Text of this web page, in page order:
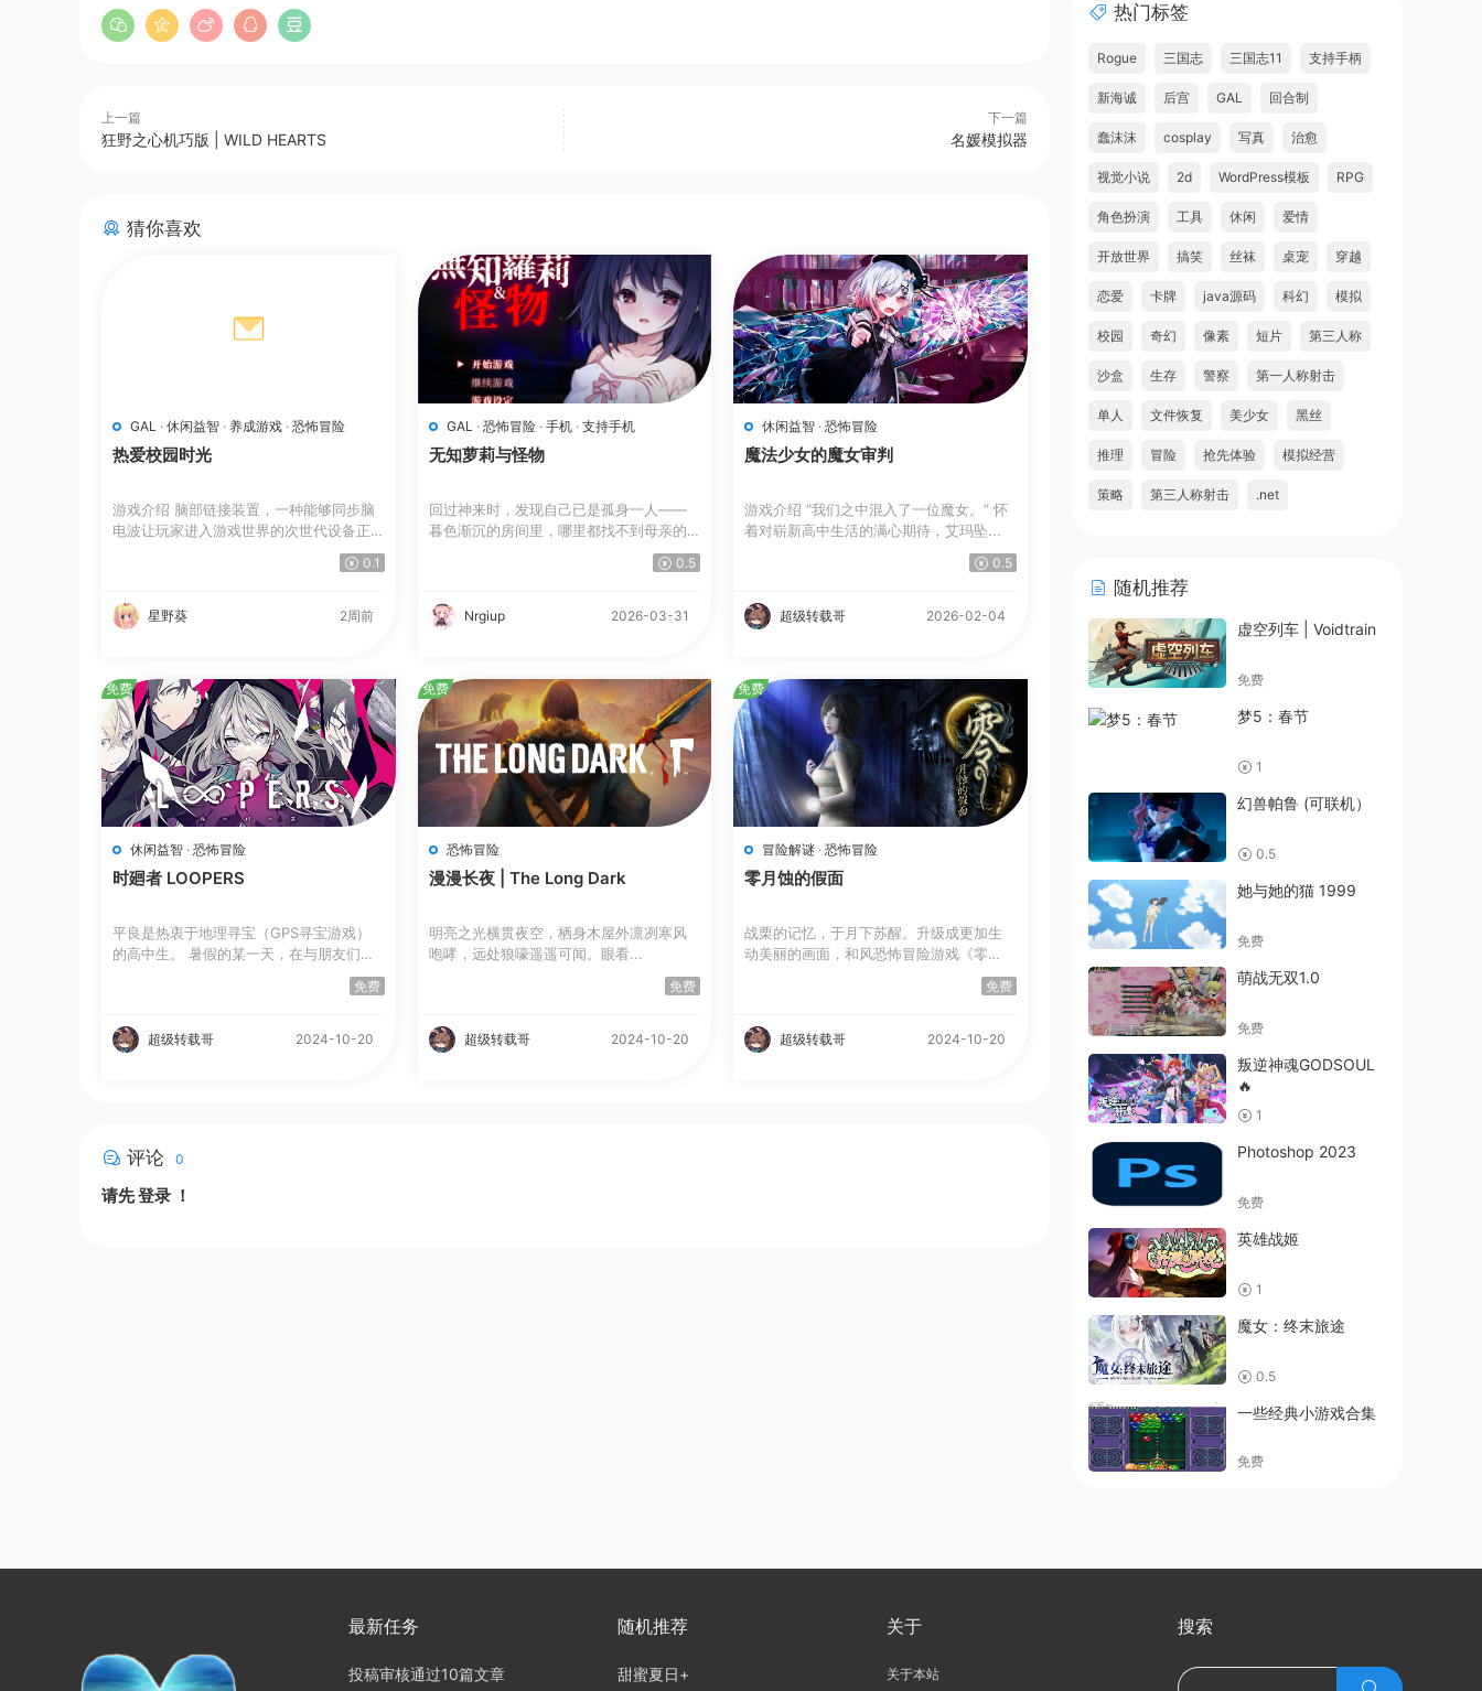
上一篇
狂野之心机巧版 | WILD HEARTS
下一篇
名媛模拟器
猜你喜欢
GAL · 休闲益智 · 养成游戏 · 恐怖冒险
热爱校园时光
游戏介绍 脑部链接装置，一种能够同步脑
电波让玩家进入游戏世界的次世代设备正
0.1
星野葵 2周前
GAL · 恐怖冒险· 手机· 支持手机
无知萝莉与怪物
回过神来时，发现自己已是孤身一人——
暮色渐沉的房间里，哪里都找不到母亲的
0.5
Nrgiup 2026-03-31
休闲益智 ·恐怖冒险
魔法少女的魔女审判
游戏介绍 “我们之中混入了一位魔女。” 怀
着对崭新高中生活的满心期待，艾玛坠...
0.5
超级转载哥 2026-02-04
休闲益智 · 恐怖冒险
时廻者 LOOPERS
平良是热衷于地理寻宝（GPS寻宝游戏）
的高中生。 暑假的某一天，在与朋友们沉
免费
超级转载哥 2024-10-20
免费
恐怖冒险
漫漫长夜 | The Long Dark
明亮之光横贯夜空，栖身木屋外凛冽寒风
咆哮，远处狼嚎遥遥可闻。眼看...
免费
超级转载哥 2024-10-20
免费
冒险解谜 ·恐怖冒险
零月蚀的假面
战栗的记忆，于月下苏醒。升级成更加生
动美丽的画面，和风恐怖冒险游戏《零
免费
超级转载哥 2024-10-20
免费
评论 0
请先登录 ！
热门标签
Rogue 三国志 三国志11 支持手柄
新海诚 后宫 GAL 回合制
蠢沫沫 cosplay 写真 治愈
视觉小说 2d WordPress模板 RPG
角色扮演 工具 休闲 爱情
开放世界 搞笑 丝袜 桌宠 穿越
恋爱 卡牌 java源码 科幻 模拟
校园 奇幻 像素 短片 第三人称
沙盒 生存 警察 第一人称射击
单人 文件恢复 美少女 黑丝
推理 冒险 抢先体验 模拟经营
策略 第三人称射击 .net
随机推荐
虚空列车 | Voidtrain
免费
梦5：春节
1
幻兽帕鲁 (可联机）
0.5
她与她的猫 1999
免费
萌战无双1.0
免费
叛逆神魂GODSOUL
🔥
1
Photoshop 2023
免费
英雄战姬
1
魔女：终末旅途
0.5
一些经典小游戏合集
免费
最新任务
投稿审核通过10篇文章
随机推荐
甜蜜夏日+
关于
关于本站
搜索